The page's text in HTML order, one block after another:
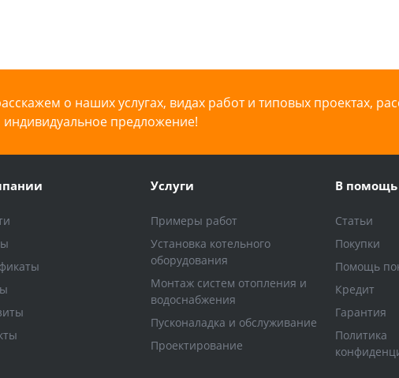
о наших услугах, видах работ и типовых проектах,
индивидуальное предложение!
Услуги
Примеры работ
Установка котельного
оборудования
Монтаж систем отопления и
водоснабжения
Пусконаладка и обслуживание
Проектирование
В помощь
Статьи
Покупки
Помощь
Кредит
Гарантия
Политика